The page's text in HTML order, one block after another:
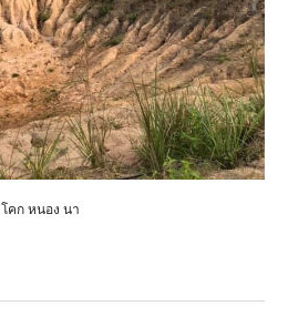
โคก หนอง นา